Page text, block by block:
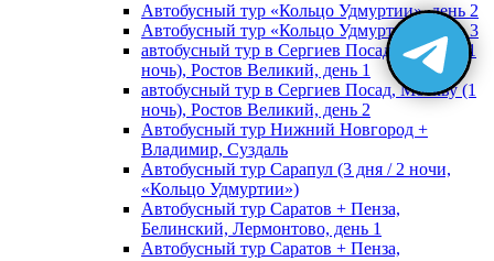
Автобусный тур «Кольцо Удмуртии», день 2
Автобусный тур «Кольцо Удмуртии», день 3
автобусный тур в Сергиев Посад, Москву (1
ночь), Ростов Великий, день 1
автобусный тур в Сергиев Посад, Москву (1
ночь), Ростов Великий, день 2
Автобусный тур Нижний Новгород +
Владимир, Суздаль
Автобусный тур Сарапул (3 дня / 2 ночи,
«Кольцо Удмуртии»)
Автобусный тур Саратов + Пенза,
Белинский, Лермонтово, день 1
Автобусный тур Саратов + Пенза,